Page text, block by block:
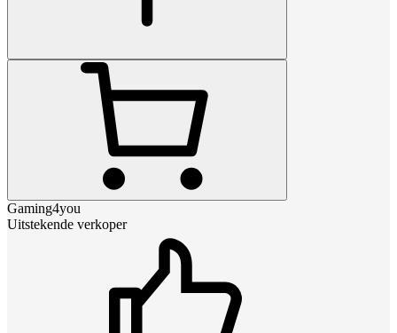
Gaming4you
Uitstekende verkoper